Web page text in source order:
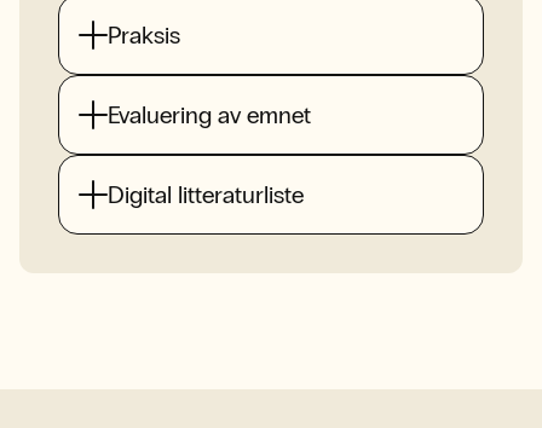
Praksis
Evaluering av emnet
Digital litteraturliste